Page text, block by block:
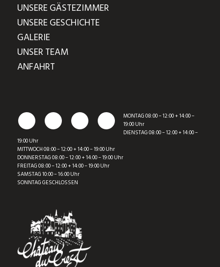
UNSERE GÄSTEZIMMER
UNSERE GESCHICHTE
GALERIE
UNSER TEAM
ANFAHRT
MONTAG 08:00 – 12:00 + 14:00 –
19:00 Uhr
DIENSTAG 08:00 – 12:00 + 14:00 –
19:00 Uhr
MITTWOCH 08:00 – 12:00 + 14:00 – 19:00 Uhr
DONNERSTAG 08:00 – 12:00 + 14:00 – 19:00 Uhr
FREITAG 08:00 – 12:00 + 14:00 – 19:00 Uhr
SAMSTAG 10:00 – 16:00 Uhr
SONNTAG GESCHLOSSEN